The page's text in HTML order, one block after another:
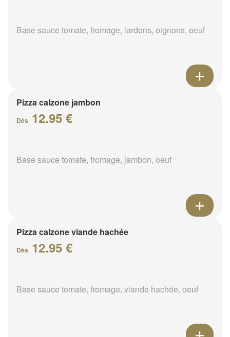
Base sauce tomate, fromage, lardons, oignons, oeuf
Pizza calzone jambon
Dès 12.95 €
Base sauce tomate, fromage, jambon, oeuf
Pizza calzone viande hachée
Dès 12.95 €
Base sauce tomate, fromage, viande hachée, oeuf